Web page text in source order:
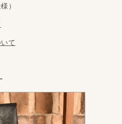
）
て